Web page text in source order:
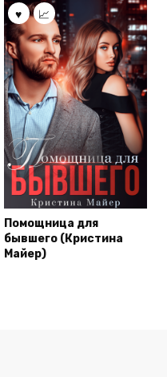
Помощница для
бывшего (Кристина
Майер)